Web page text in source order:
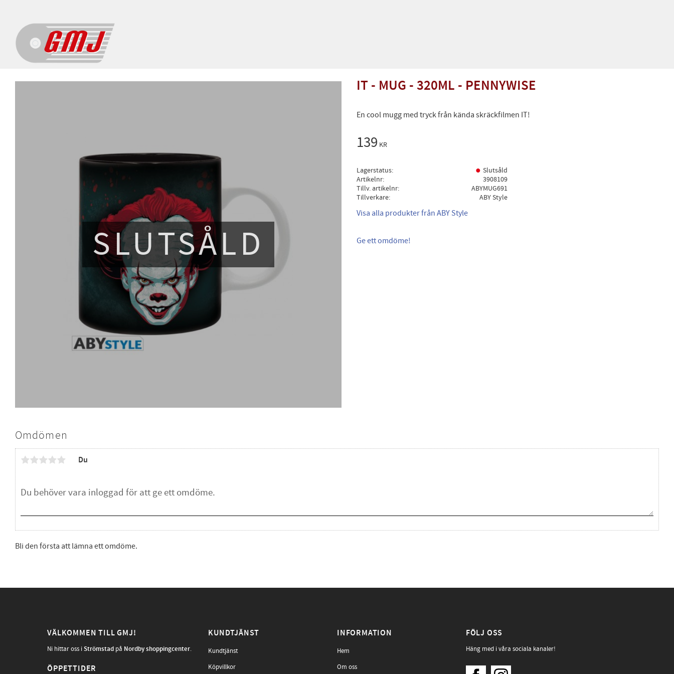
IT - MUG - 320ML - PENNYWISE
En cool mugg med tryck från kända skräckfilmen IT!
SLUTSÅLD
139 KR
Lagerstatus
Slutsåld
Artikelnr
3908109
Tillv. artikelnr
ABYMUG691
Tillverkare
ABY Style
Visa alla produkter från ABY Style
Ge ett omdöme!
Omdömen
Du
Bli den första att lämna ett omdöme.
VÄLKOMMEN TILL GMJ!
Ni hittar oss iStrömstad på Nordby shoppingcenter.
ÖPPETTIDER
KUNDTJÄNST
Kundtjänst
Köpvillkor
INFORMATION
Hem
Om oss
FÖLJ OSS
Häng med i våra sociala kanaler!